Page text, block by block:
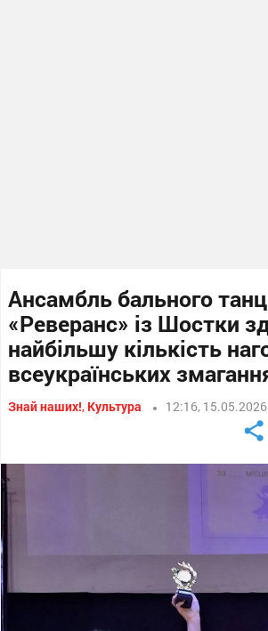
Ансамбль бального
«Реверанс» із Шостки
найбільшу кількість
всеукраїнських
Знай наших!, Культура 12:16, 15.05.2026